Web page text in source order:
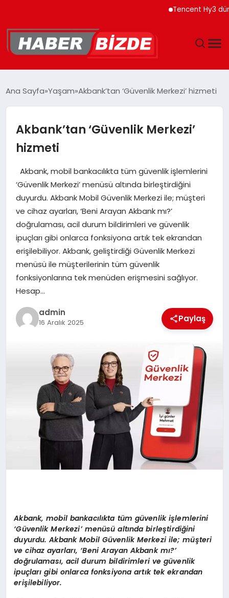
Tencent Hy3 dünya
YAŞAM
EKONOMI
MAGAZIN
SPOR
TEKNOLOJI
Ana Sayfa Yaşam Akbank’tan ‘Güvenlik Merkezi’ hizmeti
Akbank’tan ‘Güvenlik Merkezi’
hizmeti
Akbank, mobil bankacılıkta tüm güvenlik işlemlerini
‘Güvenlik Merkezi’ menüsü altında birleştirdiğini
duyurdu. Akbank Mobil Güvenlik Merkezi ile; müşteri
ve cihaz ayarları, ‘Beni Arayan Akbank mı?’
doğrulaması, acil durum bildirimleri ve güvenlik
ipuçları gibi onlarca fonksiyona artık tek ekrandan
erişilebiliyor. Akbank, geliştirdiği Güvenlik Merkezi
menüsü ile müşterilerinin tüm güvenlik
fonksiyonlarına tek menüden erişmesini sağlıyor.
Hesap…
admin
16 Aralık 2025 Paylaş
Akbank, mobil bankacılıkta tüm güvenlik işlemlerini
‘Güvenlik Merkezi’ menüsü altında birleştirdiğini
duyurdu. Akbank Mobil Güvenlik Merkezi ile; müşteri
ve cihaz ayarları, ‘Beni Arayan Akbank mı?’
doğrulaması, acil durum bildirimleri ve güvenlik
ipuçları gibi onlarca fonksiyona artık tek ekrandan
erişilebiliyor.